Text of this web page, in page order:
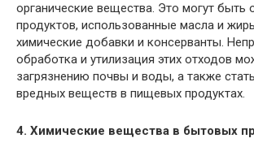
органические вещества. Это могут быть
продуктов, использованные масла и
химические добавки и консерванты.
обработка и утилизация этих отходов
загрязнению почвы и воды, а также
вредных веществ в пищевых продуктах.
4. Химические вещества в бытовых